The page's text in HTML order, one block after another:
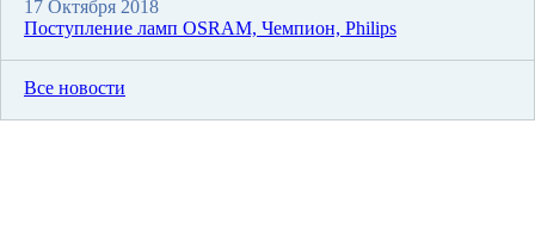
17 Октября 2018
Поступление ламп OSRAM, Чемпион, Philips
Все новости